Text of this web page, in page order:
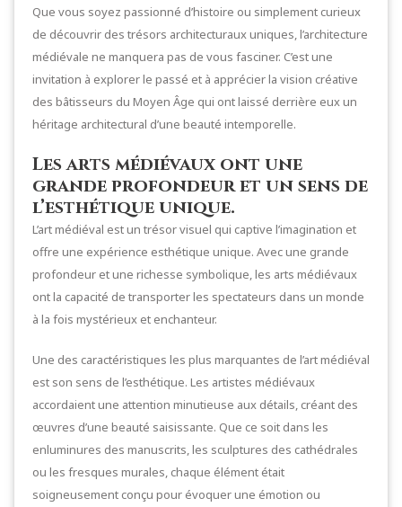
Que vous soyez passionné d’histoire ou simplement curieux
de découvrir des trésors architecturaux uniques, l’architecture
médiévale ne manquera pas de vous fasciner. C’est une
invitation à explorer le passé et à apprécier la vision créative
des bâtisseurs du Moyen Âge qui ont laissé derrière eux un
héritage architectural d’une beauté intemporelle.
Les arts médiévaux ont une
grande profondeur et un sens de
l’esthétique unique.
L’art médiéval est un trésor visuel qui captive l’imagination et
offre une expérience esthétique unique. Avec une grande
profondeur et une richesse symbolique, les arts médiévaux
ont la capacité de transporter les spectateurs dans un monde
à la fois mystérieux et enchanteur.
Une des caractéristiques les plus marquantes de l’art médiéval
est son sens de l’esthétique. Les artistes médiévaux
accordaient une attention minutieuse aux détails, créant des
œuvres d’une beauté saisissante. Que ce soit dans les
enluminures des manuscrits, les sculptures des cathédrales
ou les fresques murales, chaque élément était
soigneusement conçu pour évoquer une émotion ou